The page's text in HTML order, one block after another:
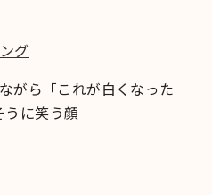
グ
がら「これが白くなった
に笑う顔